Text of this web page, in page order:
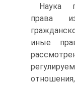
Наука
права
иные